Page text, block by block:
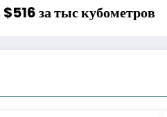
за тыс кубометров